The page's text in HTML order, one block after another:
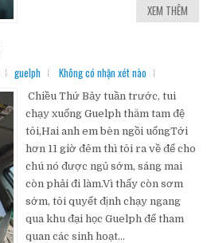
XEM THÊM
guelph Không có nhận xét nào
Chiều Thứ Bảy tuần trước, tui
chạy xuống Guelph thăm tam đệ
tôi,Hai anh em bèn ngồi uốngTới
hơn 11 giờ đêm thì tôi ra về để cho
chú nó được ngủ sớm, sáng mai
còn phải đi làm.Vì thấy còn sơm
sớm, tôi quyết định chạy ngang
qua khu đại học Guelph để tham
quan các sinh hoạt...